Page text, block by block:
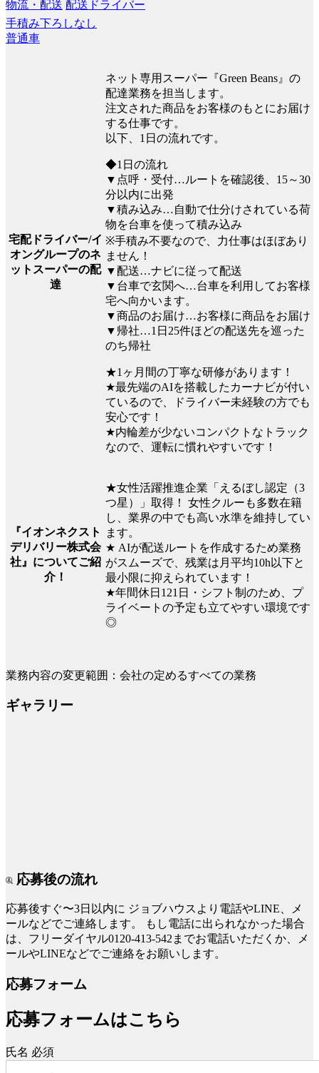
物流・配送 配送ドライバー
手積み下ろしなし
普通車
宅配ドライバー/イ
オングループのネ
ットスーパーの配
達
ネット専用スーパー『Green Beans』の
配達業務を担当します。
注文された商品をお客様のもとにお届け
する仕事です。
以下、1日の流れです。
◆1日の流れ
▼点呼・受付…ルートを確認後、15～30
分以内に出発
▼積み込み…自動で仕分けされている荷
物を台車を使って積み込み
※手積み不要なので、力仕事はほぼあり
ません！
▼配送…ナビに従って配送
▼台車で玄関へ…台車を利用してお客様
宅へ向かいます。
▼商品のお届け…お客様に商品をお届け
▼帰社…1日25件ほどの配送先を巡った
のち帰社
★1ヶ月間の丁寧な研修があります！
★最先端のAIを搭載したカーナビが付い
ているので、ドライバー未経験の方でも
安心です！
★内輪差が少ないコンパクトなトラック
なので、運転に慣れやすいです！
『イオンネクスト
デリバリー株式会
社』についてご紹
介！
★女性活躍推進企業「えるぼし認定（3
つ星）」取得！ 女性クルーも多数在籍
し、業界の中でも高い水準を維持してい
ます。
★ AIが配送ルートを作成するため業務
がスムーズで、残業は月平均10h以下と
最小限に抑えられています！
★年間休日121日・シフト制のため、プ
ライベートの予定も立てやすい環境です
◎
業務内容の変更範囲：会社の定めるすべての業務
ギャラリー
応募後の流れ
応募後すぐ〜3日以内に ジョブハウスより電話やLINE、メ
ールなどでご連絡します。
もし電話に出られなかった場合
は、フリーダイヤル0120-413-542までお電話いただくか、メ
ールやLINEなどでご連絡をお願いします。
応募フォーム
応募フォームはこちら
氏名 必須